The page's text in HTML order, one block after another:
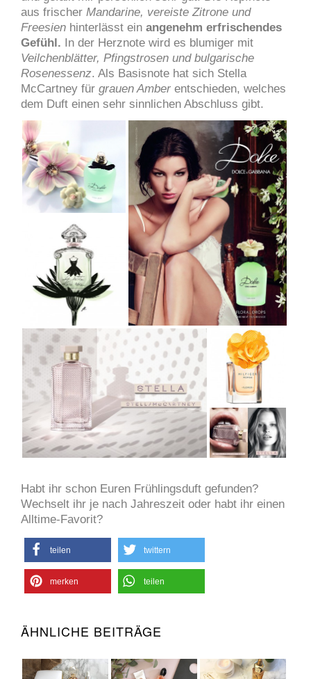
aus frischer Mandarine, vereiste Zitrone und
Freesien hinterlässt ein angenehm erfrischendes
Gefühl. In der Herznote wird es blumiger mit
Veilchenblätter, Pfingstrosen und bulgarische
Rosenessenz. Als Basisnote hat sich Stella
McCartney für grauen Amber entschieden, welches
dem Duft einen sehr sinnlichen Abschluss gibt.
Habt ihr schon Euren Frühlingsduft gefunden?
Wechselt ihr je nach Jahreszeit oder habt ihr einen
Alltime-Favorit?
teilen twittern
merken teilen
ÄHNLICHE BEITRÄGE